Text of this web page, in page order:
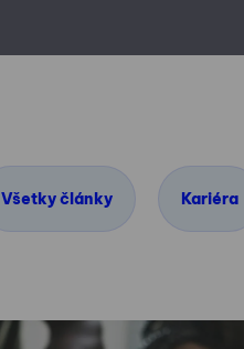
Všetky články Kariéra